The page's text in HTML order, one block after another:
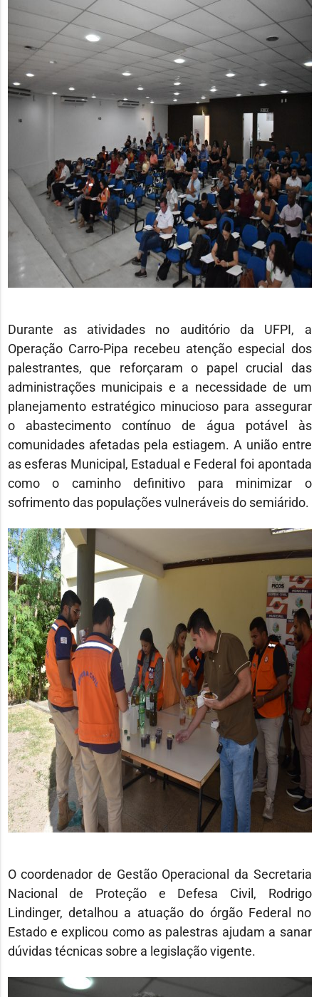
Durante as atividades no auditório da UFPI, a
Operação Carro-Pipa recebeu atenção especial dos
palestrantes, que reforçaram o papel crucial das
administrações municipais e a necessidade de um
planejamento estratégico minucioso para assegurar
o abastecimento contínuo de água potável às
comunidades afetadas pela estiagem. A união entre
as esferas Municipal, Estadual e Federal foi apontada
como o caminho definitivo para minimizar o
sofrimento das populações vulneráveis do semiárido.
O coordenador de Gestão Operacional da Secretaria
Nacional de Proteção e Defesa Civil, Rodrigo
Lindinger, detalhou a atuação do órgão Federal no
Estado e explicou como as palestras ajudam a sanar
dúvidas técnicas sobre a legislação vigente.